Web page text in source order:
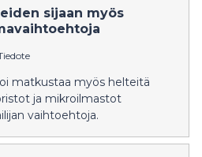
suomalaisten
sijaan myös
matkustaa myös helteitä
ja mikroilmastot
vaihtoehtoja.